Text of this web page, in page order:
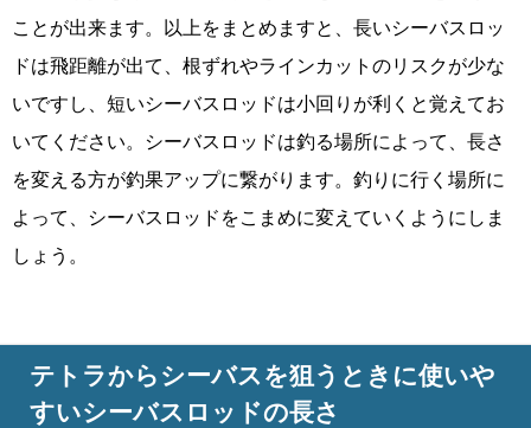
ことが出来ます。以上をまとめますと、長いシーバスロッ
ドは飛距離が出て、根ずれやラインカットのリスクが少な
いですし、短いシーバスロッドは小回りが利くと覚えてお
いてください。シーバスロッドは釣る場所によって、長さ
を変える方が釣果アップに繋がります。釣りに行く場所に
よって、シーバスロッドをこまめに変えていくようにしま
しょう。
テトラからシーバスを狙うときに使いや
すいシーバスロッドの長さ